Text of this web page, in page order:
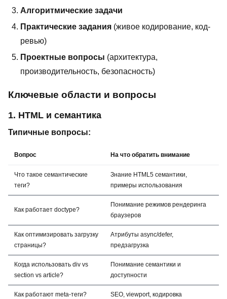
Алгоритмические задачи
Практические задания (живое кодирование, код-
ревью)
Проектные вопросы (архитектура,
производительность, безопасность)
Ключевые области и вопросы
1. HTML и семантика
Типичные вопросы:
Вопрос На что обратить внимание
Что такое семантические
теги?
Знание HTML5 семантики,
примеры использования
Как работает doctype?
Понимание режимов рендеринга
браузеров
Как оптимизировать загрузку
страницы?
Атрибуты async/defer,
предзагрузка
Когда использовать div vs
section vs article?
Понимание семантики и
доступности
Как работают meta-теги? SEO, viewport, кодировка